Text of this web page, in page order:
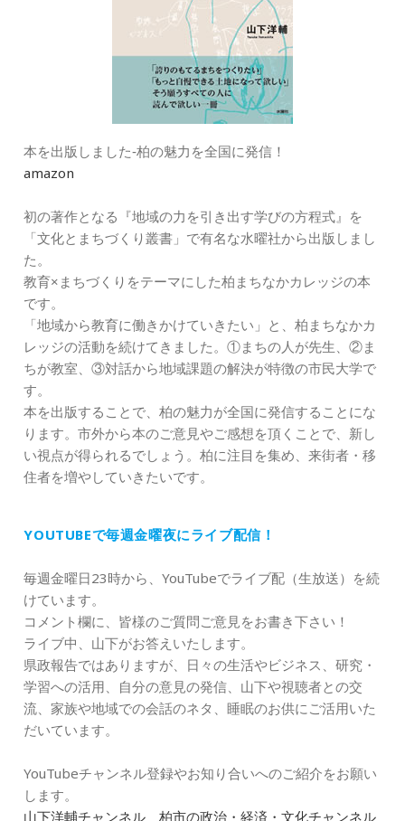
本を出版しました‐柏の魅力を全国に発信！
amazon
初の著作となる『地域の力を引き出す学びの方程式』を
「文化とまちづくり叢書」で有名な水曜社から出版しまし
た。
教育×まちづくりをテーマにした柏まちなかカレッジの本
です。
「地域から教育に働きかけていきたい」と、柏まちなかカ
レッジの活動を続けてきました。①まちの人が先生、②ま
ちが教室、③対話から地域課題の解決が特徴の市民大学で
す。
本を出版することで、柏の魅力が全国に発信することにな
ります。市外から本のご意見やご感想を頂くことで、新し
い視点が得られるでしょう。柏に注目を集め、来街者・移
住者を増やしていきたいです。
YOUTUBEで毎週金曜夜にライブ配信！
毎週金曜日23時から、YouTubeでライブ配（生放送）を続
けています。
コメント欄に、皆様のご質問ご意見をお書き下さい！
ライブ中、山下がお答えいたします。
県政報告ではありますが、日々の生活やビジネス、研究・
学習への活用、自分の意見の発信、山下や視聴者との交
流、家族や地域での会話のネタ、睡眠のお供にご活用いた
だいています。
YouTubeチャンネル登録やお知り合いへのご紹介をお願い
します。
山下洋輔チャンネル 柏市の政治・経済・文化チャンネル